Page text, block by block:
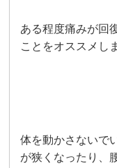
ある程度痛みが回
ことをオススメし
体を動かさないで
が狭くなったり、